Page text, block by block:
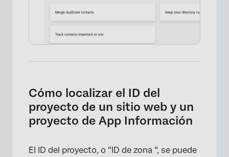
Cómo localizar el ID del
proyecto de un sitio web y un
proyecto de App Información
El ID del proyecto, o “ID de zona “, se puede